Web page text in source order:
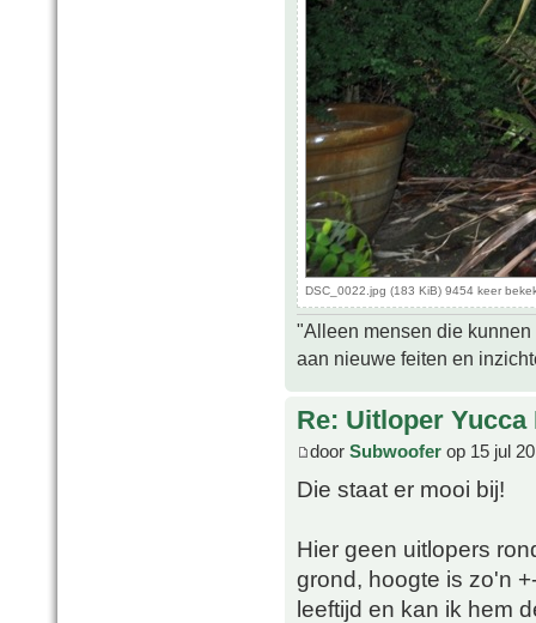
DSC_0022.jpg (183 KiB) 9454 keer
"Alleen mensen die
aan nieuwe feiten en
Re: Uitloper
door Subwoofer op 15 jul
Die staat er mooi bij!
Hier geen uitlopers
grond, hoogte is zo'n
leeftijd en kan ik hem